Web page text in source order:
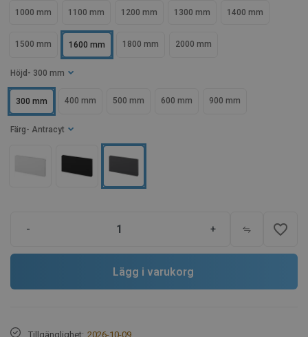
1000 mm 1100 mm 1200 mm 1300 mm 1400 mm
1500 mm 1600 mm 1800 mm 2000 mm
Höjd - 300 mm
300 mm 400 mm 500 mm 600 mm 900 mm
Färg - Antracyt
- + favorite_border
Lägg i varukorg
Tillgänglighet: 2026-10-09